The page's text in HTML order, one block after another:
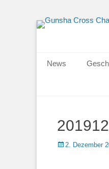
Primärmenu
News
2. Dezember